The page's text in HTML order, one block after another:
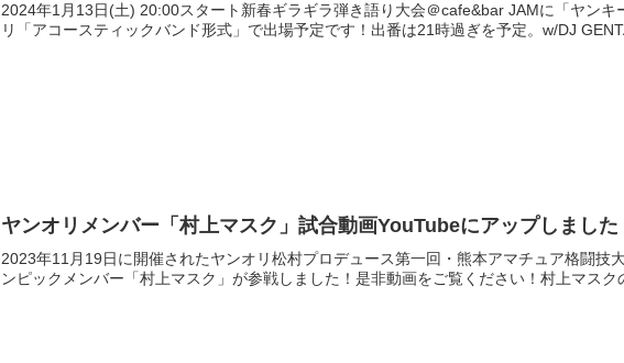
2024年1月13日(土) 20:00スタート新春ギラギラ弾き語り大会＠cafe&bar JAMに「ヤンキ
リ「アコースティックバンド形式」で出場予定です！出番は21時過ぎを予定。w/DJ
ヤンオリメンバー「村上マスク」試合動画YouTubeにアップしました
2023年11月19日に開催されたヤンオリ松村プロデュース第一回・熊本アマチュア格闘技
ンピックメンバー「村上マスク」が参戦しました！是非動画をご覧ください！村上マスク